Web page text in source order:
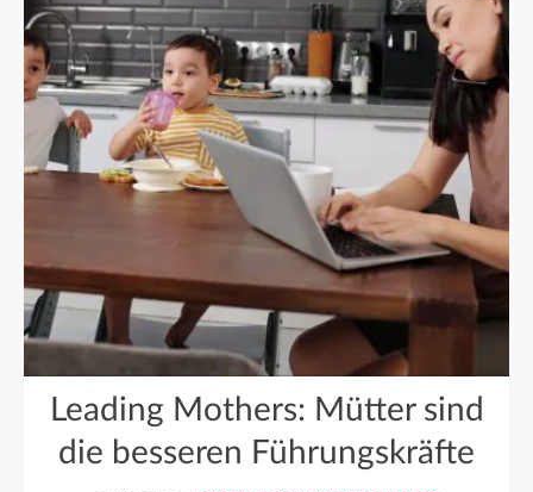
Leading Mothers: Mütter sind
die besseren Führungskräfte